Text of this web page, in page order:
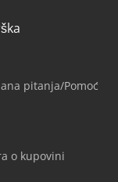
pitanja/Pomoć
o kupovini